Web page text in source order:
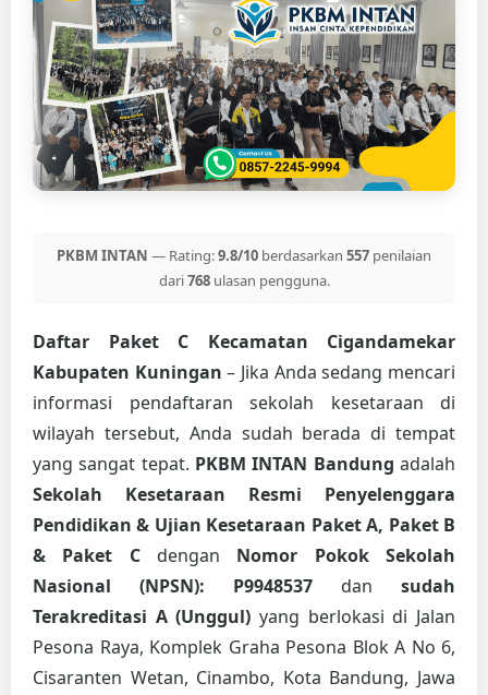
PKBM INTAN — Rating:9.8/10 berdasarkan 557 penilaian
dari768ulasan pengguna.
Daftar Paket C Kecamatan Cigandamekar
Kabupaten Kuningan – Jika Anda sedang mencari
informasi pendaftaran sekolah kesetaraan di
wilayah tersebut, Anda sudah berada di tempat
yang sangat tepat. PKBM INTAN Bandung adalah
Sekolah Kesetaraan Resmi Penyelenggara
Pendidikan & Ujian Kesetaraan Paket A, Paket B
& Paket Cdengan Nomor Pokok Sekolah
Nasional (NPSN): P9948537 dan sudah
Terakreditasi A (Unggul) yang berlokasi di Jalan
Pesona Raya, Komplek Graha Pesona Blok A No 6,
Cisaranten Wetan, Cinambo, Kota Bandung, Jawa